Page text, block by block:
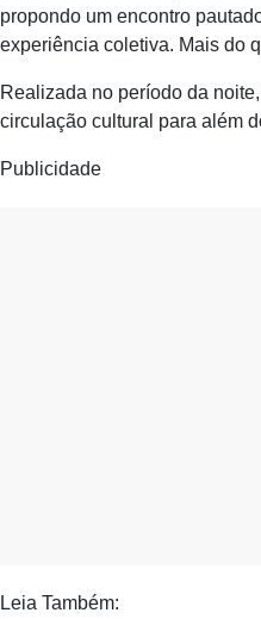
propondo um encontro
experiência coletiva. Mais do
Realizada no período da
circulação cultural para além
Publicidade
Leia Também: